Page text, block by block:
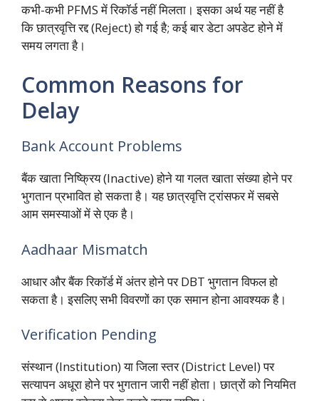
कभी-कभी PFMS में रिकॉर्ड नहीं मिलता। इसका अर्थ यह नहीं है
कि छात्रवृत्ति रद्द (Reject) हो गई है; कई बार डेटा अपडेट होने में
समय लगता है।
Common Reasons for
Delay
Bank Account Problems
बैंक खाता निष्क्रिय (Inactive) होने या गलत खाता संख्या होने पर
भुगतान प्रभावित हो सकता है। यह छात्रवृत्ति ट्रांसफर में सबसे
आम समस्याओं में से एक है।
Aadhaar Mismatch
आधार और बैंक रिकॉर्ड में अंतर होने पर DBT भुगतान विफल हो
सकता है। इसलिए सभी विवरणों का एक समान होना आवश्यक है।
Verification Pending
संस्थान (Institution) या जिला स्तर (District Level) पर
सत्यापन अधूरा होने पर भुगतान जारी नहीं होता। छात्रों को नियमित